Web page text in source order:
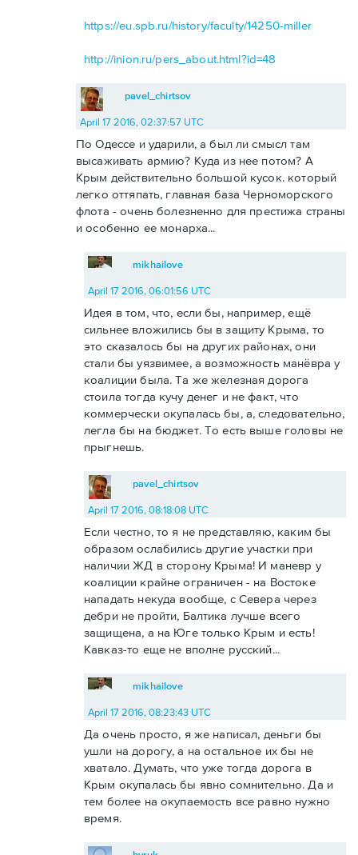
https://eu.spb.ru/history/faculty/14250-miller
http://inion.ru/pers_about.html?id=48
pavel_chirtsov
April 17 2016, 02:37:57 UTC
По Одессе и ударили, а был ли смысл там
высаживать армию? Куда из нее потом? А
Крым действительно большой кусок. который
легко оттяпать, главная база Черноморского
флота - очень болезненно для престижа страны
и особенно ее монарха...
mikhailove
April 17 2016, 06:01:56 UTC
Идея в том, что, если бы, например, ещё
сильнее вложились бы в защиту Крыма, то
это сказалось бы на других районах, они
стали бы уязвимее, а возможность манёвра у
коалиции была. Та же железная дорога
стоила тогда кучу денег и не факт, что
коммерчески окупалась бы, а, следовательно,
легла бы на бюджет. То есть выше головы не
прыгнешь.
pavel_chirtsov
April 17 2016, 08:18:08 UTC
Если честно, то я не представляю, каким бы
образом ослабились другие участки при
наличии ЖД в сторону Крыма! И маневр у
коалиции крайне ограничен - на Востоке
нападать некуда вообще, с Севера через
дебри не пройти, Балтика лучше всего
защищена, а на Юге только Крым и есть!
Кавказ-то еще не вполне русский...
mikhailove
April 17 2016, 08:23:43 UTC
Да очень просто, я же написал, деньги бы
ушли на дорогу, а на остальное их бы не
хватало. Думать, что уже тогда дорога в
Крым окупалась бы явно сомнительно. Да и
тем более на окупаемость все равно нужно
время.